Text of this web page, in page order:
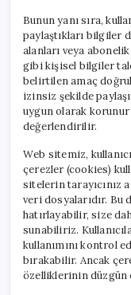
Bunun yanı sıra,
paylaştıkları bilgiler
alanları veya
gibi kişisel bilgiler
belirtilen amaç
izinsiz şekilde
uygun olarak
değerlendirilir.
Web sitemiz,
çerezler (cookies)
sitelerin tarayıcınız
veri dosyalarıdır.
hatırlayabilir, size
sunabiliriz.
kullanımını kontrol
bırakabilir. Ancak
özelliklerinin düzgün